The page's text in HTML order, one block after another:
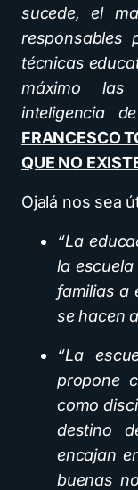
sucede, el
técnicas
máximo
inteligencia
FRANCESCO
QUE NO
Ojalá nos sea
“La
la
familias a
se hacen
“La
propone
como
destino
encajan
buenas